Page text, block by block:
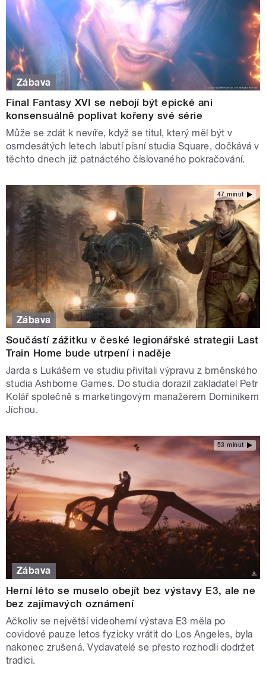
Zábava
Final Fantasy XVI se nebojí být epické ani
konsensuálně poplivat kořeny své série
Může se zdát k nevíře, když se titul, který měl být v
osmdesátých letech labutí písní studia Square, dočkává v
těchto dnech již patnáctého číslovaného pokračování.
47 minut
Zábava
Součástí zážitku v české legionářské strategii Last
Train Home bude utrpení i naděje
Jarda s Lukášem ve studiu přivítali výpravu z brněnského
studia Ashborne Games. Do studia dorazil zakladatel Petr
Kolář společně s marketingovým manažerem Dominikem
Jíchou.
53 minut
Zábava
Herní léto se muselo obejít bez výstavy E3, ale ne
bez zajímavých oznámení
Ačkoliv se největší videoherní výstava E3 měla po
covidové pauze letos fyzicky vrátit do Los Angeles, byla
nakonec zrušená. Vydavatelé se přesto rozhodli dodržet
tradici.